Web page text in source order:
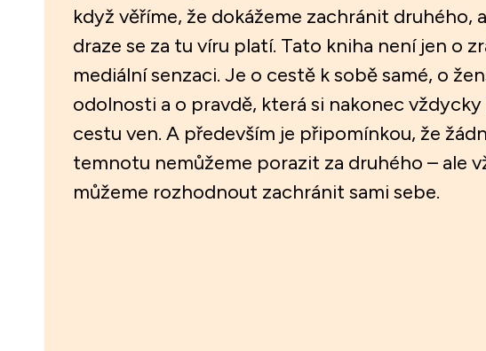
když věříme, že dokážeme zachránit druhého,
draze se za tu víru platí. Tato kniha není jen o
mediální senzaci. Je o cestě k sobě samé, o
odolnosti a o pravdě, která si nakonec vždycky
cestu ven. A především je připomínkou, že
temnotu nemůžeme porazit za druhého – ale
můžeme rozhodnout zachránit sami sebe.